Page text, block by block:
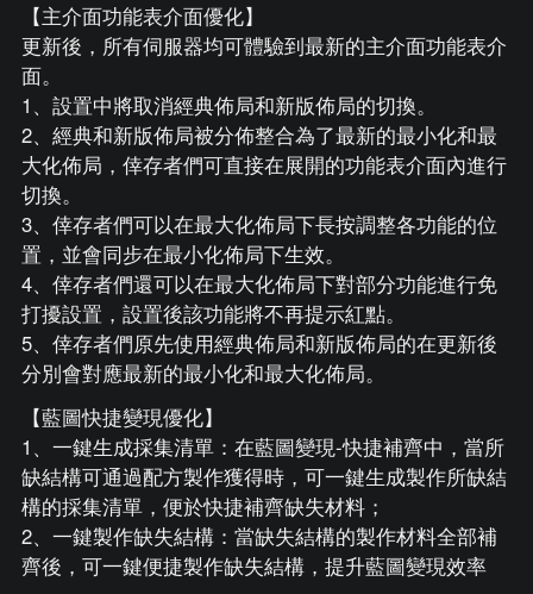
【主介面功能表介面優化】
更新後，所有伺服器均可體驗到最新的主介面功能表介
面。
1、設置中將取消經典佈局和新版佈局的切換。
2、經典和新版佈局被分佈整合為了最新的最小化和最
大化佈局，倖存者們可直接在展開的功能表介面內進行
切換。
3、倖存者們可以在最大化佈局下長按調整各功能的位
置，並會同步在最小化佈局下生效。
4、倖存者們還可以在最大化佈局下對部分功能進行免
打擾設置，設置後該功能將不再提示紅點。
5、倖存者們原先使用經典佈局和新版佈局的在更新後
分別會對應最新的最小化和最大化佈局。
【藍圖快捷變現優化】
1、一鍵生成採集清單：在藍圖變現-快捷補齊中，當所
缺結構可通過配方製作獲得時，可一鍵生成製作所缺結
構的採集清單，便於快捷補齊缺失材料；
2、一鍵製作缺失結構：當缺失結構的製作材料全部補
齊後，可一鍵便捷製作缺失結構，提升藍圖變現效率